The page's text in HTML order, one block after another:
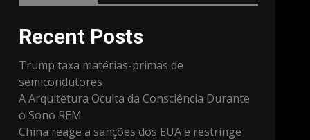
Recent Posts
Trump taxa matérias-primas de
semicondutores
A Arquitetura Oculta da Consciência Durante
o Sono REM
China reage a sanções dos EUA e restringe